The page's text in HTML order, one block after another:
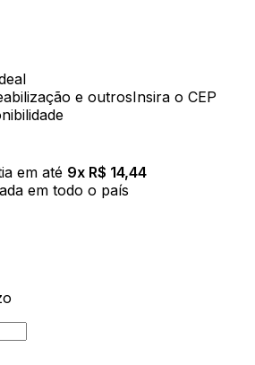
e outrosInsira o CEP
em até 9x R$ 14,44
em todo o país